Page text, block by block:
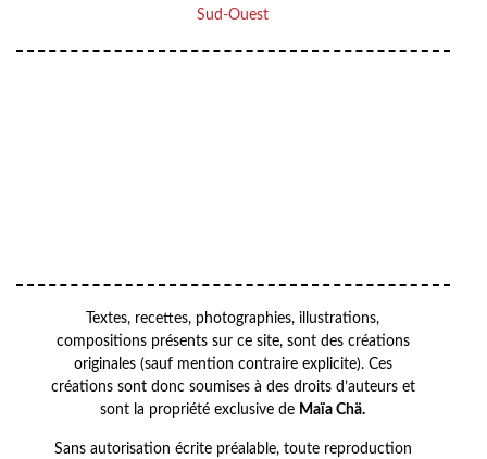
Sud-Ouest
Textes, recettes, photographies, illustrations,
compositions présents sur ce site, sont des créations
originales (sauf mention contraire explicite). Ces
créations sont donc soumises à des droits d’auteurs et
sont la propriété exclusive de Maïa Chä.
Sans autorisation écrite préalable, toute reproduction